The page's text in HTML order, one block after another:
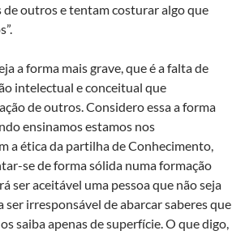
de outros e tentam costurar algo que
a forma mais grave, que é a falta de
intelectual e conceitual que
de outros. Considero essa a forma
ensinamos estamos nos
a ética da partilha de Conhecimento,
se de forma sólida numa formação
ser aceitável uma pessoa que não seja
ser irresponsável de abarcar saberes que
saiba apenas de superfície. O que digo,